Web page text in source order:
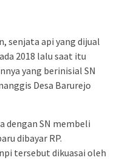
senjata api yang dijual
2018 lalu saat itu
yang berinisial SN
Desa Barurejo
dengan SN membeli
dibayar RP.
tersebut dikuasai oleh